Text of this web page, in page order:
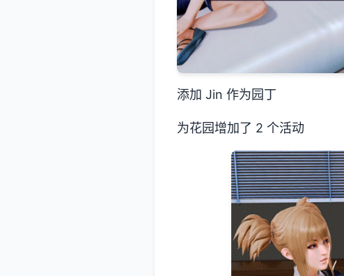
添加 Jin 作为园丁
为花园增加了 2 个活动